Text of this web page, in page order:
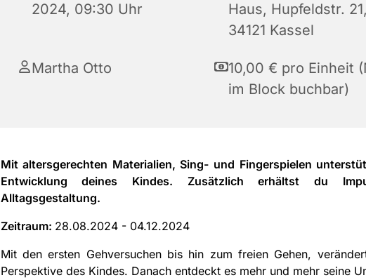
2024, 09:30 Uhr
Haus, Hupfeldstr.
34121 Kassel
Martha Otto
10,00 € pro Einheit
im Block buchbar)
Mit altersgerechten Materialien, Sing- und Fingerspielen
Entwicklung deines Kindes. Zusätzlich erhältst du
Alltagsgestaltung.
Zeitraum: 28.08.2024 - 04.12.2024
Mit den ersten Gehversuchen bis hin zum freien Gehen,
Perspektive des Kindes. Danach entdeckt es mehr und mehr seine